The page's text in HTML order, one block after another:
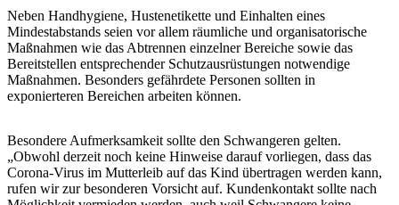
Neben Handhygiene, Hustenetikette und Einhalten eines
Mindestabstands seien vor allem räumliche und organisatorische
Maßnahmen wie das Abtrennen einzelner Bereiche sowie das
Bereitstellen entsprechender Schutzausrüstungen notwendige
Maßnahmen. Besonders gefährdete Personen sollten in
exponierteren Bereichen arbeiten können.
Besondere Aufmerksamkeit sollte den Schwangeren gelten.
„Obwohl derzeit noch keine Hinweise darauf vorliegen, dass das
Corona-Virus im Mutterleib auf das Kind übertragen werden kann,
rufen wir zur besonderen Vorsicht auf. Kundenkontakt sollte nach